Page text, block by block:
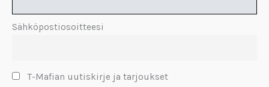
Sähköpostiosoitteesi
T-Mafian uutiskirje ja tarjoukset